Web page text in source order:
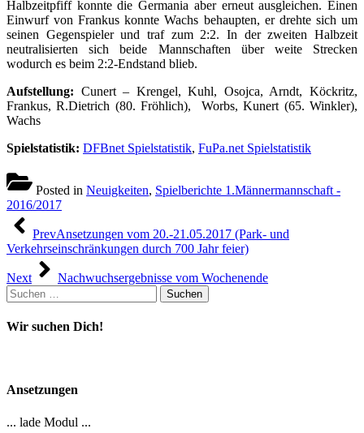
Halbzeitpfiff konnte die Germania aber erneut ausgleichen. Einen
Einwurf von Frankus konnte Wachs behaupten, er drehte sich um
seinen Gegenspieler und traf zum 2:2. In der zweiten Halbzeit
neutralisierten sich beide Mannschaften über weite Strecken
wodurch es beim 2:2-Endstand blieb.
Aufstellung: Cunert – Krengel, Kuhl, Osojca, Arndt, Köckritz,
Frankus, R.Dietrich (80. Fröhlich), Worbs, Kunert (65. Winkler),
Wachs
Spielstatistik: DFBnet Spielstatistik, FuPa.net Spielstatistik
Posted in Neuigkeiten, Spielberichte 1.Männermannschaft -
2016/2017
Beitragsnavigation
PrevAnsetzungen vom 20.-21.05.2017 (Park- und
Verkehrseinschränkungen durch 700 Jahr feier)
Next
Nachwuchsergebnisse vom Wochenende
Suchen
nach:
Wir suchen Dich!
Ansetzungen
... lade Modul ...